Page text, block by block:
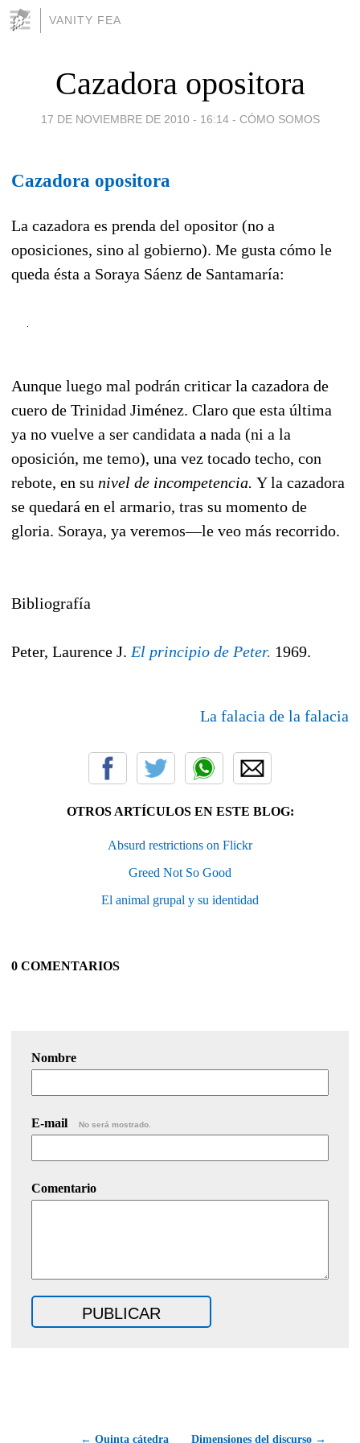
VANITY FEA
Cazadora opositora
17 DE NOVIEMBRE DE 2010 - 16:14 - CÓMO SOMOS
Cazadora opositora
La cazadora es prenda del opositor (no a
oposiciones, sino al gobierno). Me gusta cómo le
queda ésta a Soraya Sáenz de Santamaría:
Aunque luego mal podrán criticar la cazadora de
cuero de Trinidad Jiménez. Claro que esta última
ya no vuelve a ser candidata a nada (ni a la
oposición, me temo), una vez tocado techo, con
rebote, en su nivel de incompetencia. Y la cazadora
se quedará en el armario, tras su momento de
gloria. Soraya, ya veremos—le veo más recorrido.
Bibliografía
Peter, Laurence J. El principio de Peter. 1969.
La falacia de la falacia
OTROS ARTÍCULOS EN ESTE BLOG:
Absurd restrictions on Flickr
Greed Not So Good
El animal grupal y su identidad
0 COMENTARIOS
Nombre
E-mail No será mostrado.
Comentario
← Quinta cátedra Dimensiones del discurso →